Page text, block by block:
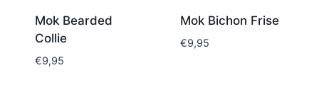
Mok Bearded
Collie
€9,95
Mok Bichon Frise
€9,95